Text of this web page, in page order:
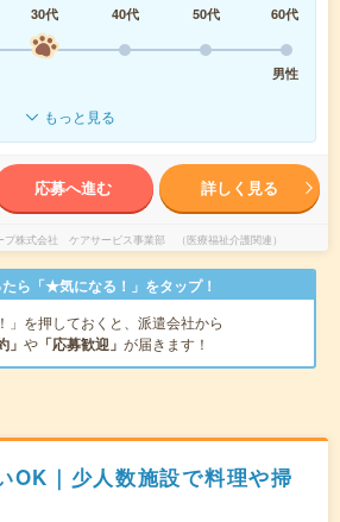
30代 40代 50代
60代
男性
もっと見る
応募へ進む 詳しく見る
プ株式会社 ケアサービス事業部 （医療福祉介護関連）
ら「★気になる！」をタップ！
」を押しておくと、派遣会社から
」 や 「応募歓迎」 が届きます！
OK｜少人数施設で料理や掃